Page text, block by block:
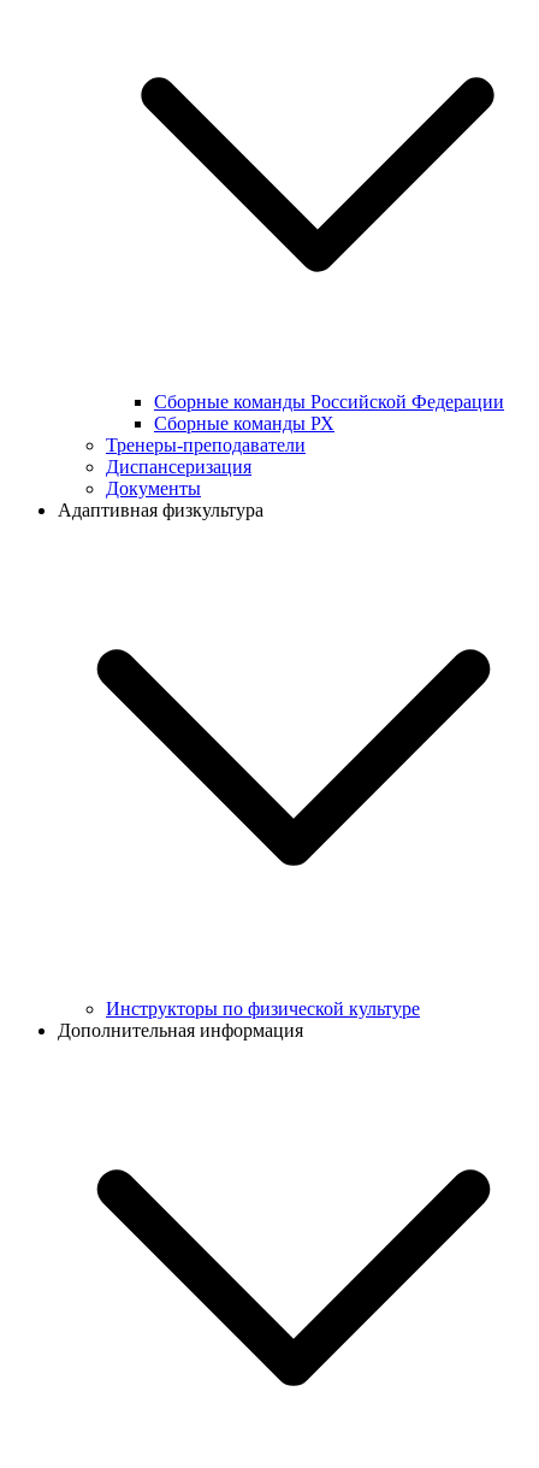
Сборные команды Российской Федерации
Сборные команды РХ
Тренеры-преподаватели
Диспансеризация
Документы
Адаптивная физкультура
Инструкторы по физической культуре
Дополнительная информация